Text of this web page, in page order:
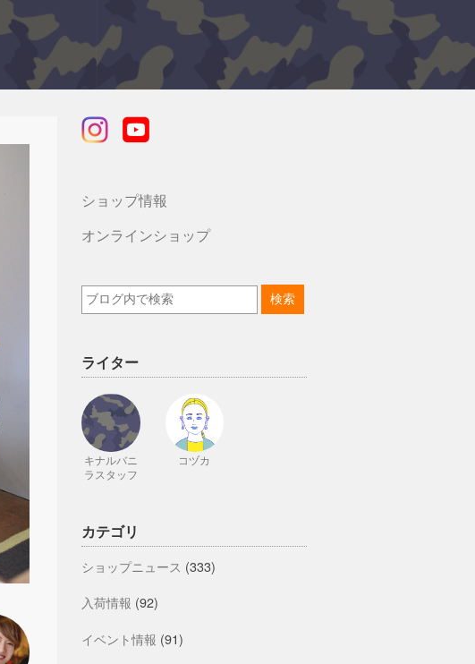
ショップ情報
オンラインショップ
ライター
キナルバニ
ラスタッフ
コヅカ
カテゴリ
ショップニュース (333)
入荷情報 (92)
イベント情報 (91)